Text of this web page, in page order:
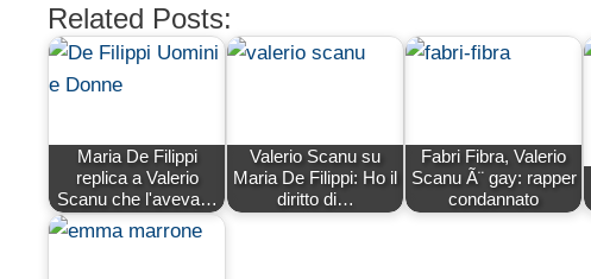
Related Posts:
Maria De Filippi
replica a Valerio
Scanu che l'aveva…
Valerio Scanu su
Maria De Filippi: Ho il
diritto di…
Fabri Fibra, Valerio
Scanu Ã¨ gay: rapper
condannato